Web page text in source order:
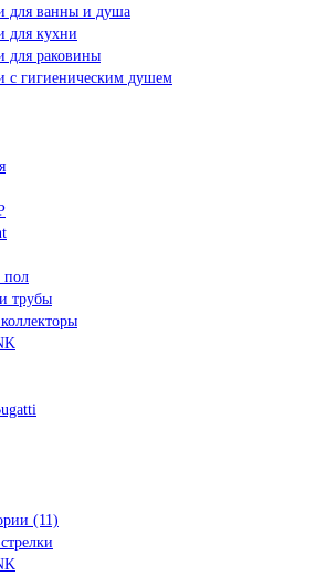
для ванны и душа
для кухни
для раковины
с гигиеническим душем
пол
трубы
(11)